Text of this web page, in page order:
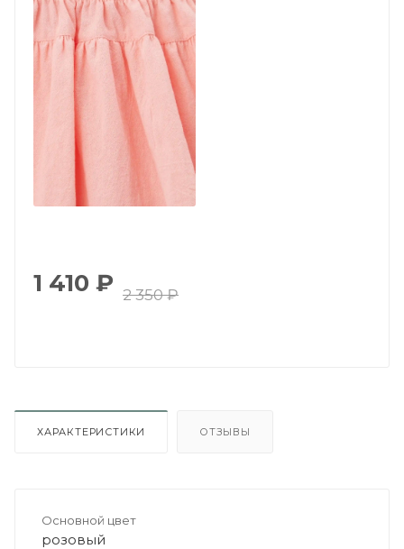
1 410 ₽ 2 350₽
ХАРАКТЕРИСТИКИ ОТЗЫВЫ
Основной цвет
розовый